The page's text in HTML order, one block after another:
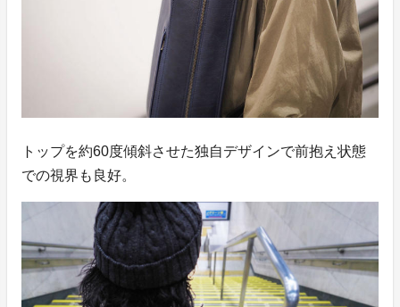
トップを約60度傾斜させた独自デザインで前抱え状態
での視界も良好。